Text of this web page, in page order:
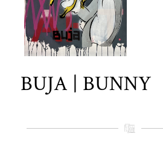
BUJA | BUNNY